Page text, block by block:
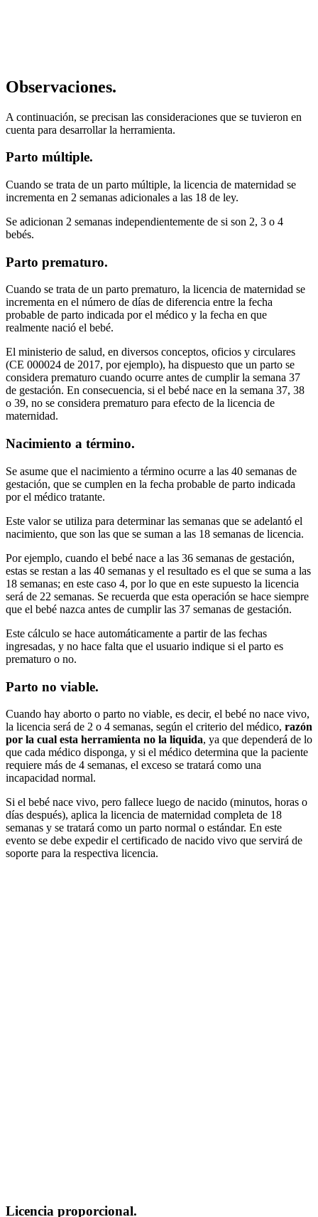
Observaciones.
A continuación, se precisan las consideraciones que se tuvieron en
cuenta para desarrollar la herramienta.
Parto múltiple.
Cuando se trata de un parto múltiple, la licencia de maternidad se
incrementa en 2 semanas adicionales a las 18 de ley.
Se adicionan 2 semanas independientemente de si son 2, 3 o 4
bebés.
Parto prematuro.
Cuando se trata de un parto prematuro, la licencia de maternidad se
incrementa en el número de días de diferencia entre la fecha
probable de parto indicada por el médico y la fecha en que
realmente nació el bebé.
El ministerio de salud, en diversos conceptos, oficios y circulares
(CE 000024 de 2017, por ejemplo), ha dispuesto que un parto se
considera prematuro cuando ocurre antes de cumplir la semana 37
de gestación. En consecuencia, si el bebé nace en la semana 37, 38
o 39, no se considera prematuro para efecto de la licencia de
maternidad.
Nacimiento a término.
Se asume que el nacimiento a término ocurre a las 40 semanas de
gestación, que se cumplen en la fecha probable de parto indicada
por el médico tratante.
Este valor se utiliza para determinar las semanas que se adelantó el
nacimiento, que son las que se suman a las 18 semanas de licencia.
Por ejemplo, cuando el bebé nace a las 36 semanas de gestación,
estas se restan a las 40 semanas y el resultado es el que se suma a las
18 semanas; en este caso 4, por lo que en este supuesto la licencia
será de 22 semanas. Se recuerda que esta operación se hace siempre
que el bebé nazca antes de cumplir las 37 semanas de gestación.
Este cálculo se hace automáticamente a partir de las fechas
ingresadas, y no hace falta que el usuario indique si el parto es
prematuro o no.
Parto no viable.
Cuando hay aborto o parto no viable, es decir, el bebé no nace vivo,
la licencia será de 2 o 4 semanas, según el criterio del médico, razón
por la cual esta herramienta no la liquida, ya que dependerá de lo
que cada médico disponga, y si el médico determina que la paciente
requiere más de 4 semanas, el exceso se tratará como una
incapacidad normal.
Si el bebé nace vivo, pero fallece luego de nacido (minutos, horas o
días después), aplica la licencia de maternidad completa de 18
semanas y se tratará como un parto normal o estándar. En este
evento se debe expedir el certificado de nacido vivo que servirá de
soporte para la respectiva licencia.
Licencia proporcional.